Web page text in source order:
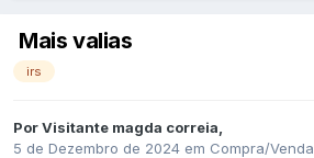
Mais valias
irs
PorVisitante magda correia,
5 de Dezembro de 2024 em Compra/Venda